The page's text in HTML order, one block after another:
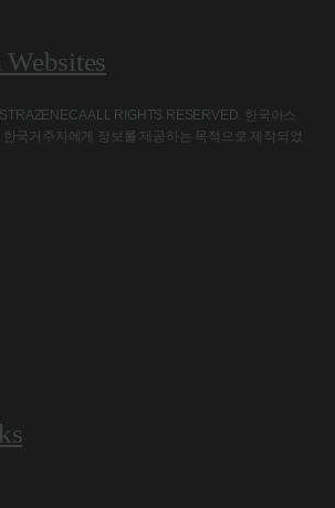
Websites
ALL RIGHTS RESERVED. 한국아스
국거주자에게 정보를 제공하는 목적으로 제작되었